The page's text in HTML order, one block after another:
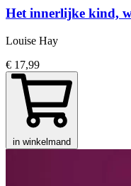
Het innerlijke kind,
Louise Hay
€ 17,99
in winkelmand